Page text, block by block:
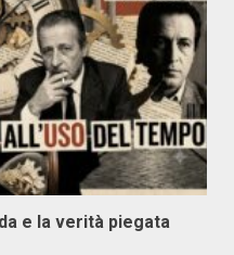
e la verità piegata